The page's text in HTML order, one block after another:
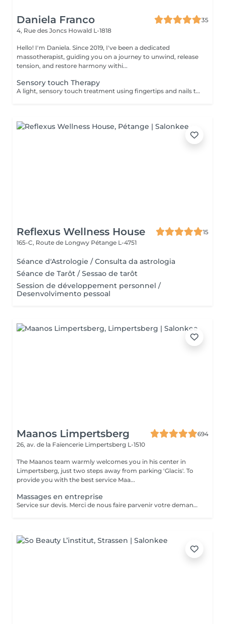
Daniela Franco
35
4, Rue des Joncs Howald L-1818
Hello! I'm Daniela. Since 2019, I've been a dedicated
massotherapist, guiding you on a journey to unwind, release
tension, and restore harmony withi...
Sensory touch Therapy
A light, sensory touch treatment using fingertips and nails to promote deep relaxation, stress relief and overall well-being. This soothing touch complements conventional massage by gently stimulating the nervous system and enhancing calmness. 1 zone you can chose: Head Back Arms 3 zones is Head Back Arms.
Reflexus Wellness House
15
165-C, Route de Longwy Pétange L-4751
Séance d'Astrologie / Consulta da astrologia
Séance de Tarôt / Sessao de tarôt
Session de développement personnel /
Desenvolvimento pessoal
Maanos Limpertsberg
694
26, av. de la Faïencerie Limpertsberg L-1510
The Maanos team warmly welcomes you in his center in
Limpertsberg, just two steps away from parking 'Glacis'. To
provide you with the best service Maa...
Massages en entreprise
Service sur devis. Merci de nous faire parvenir votre demande à contact@maanos.com.